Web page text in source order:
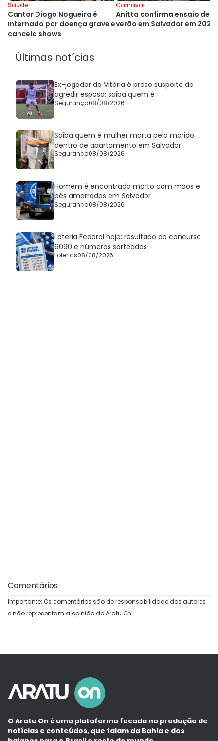
Saúde
Cantor Diogo Nogueira é
internado por doença grave e
cancela shows
Carnaval
Anitta confirma ensaio de
verão em Salvador em 2027
Últimas notícias
Ex-jogador do Vitória é preso suspeito de
agredir esposa; saiba quem é
Segurança08/08/2026
Saiba quem é mulher morta pelo marido
dentro de apartamento em Salvador
Segurança08/08/2026
Homem é encontrado morto com mãos e
pés amarrados em Salvador
Segurança08/08/2026
Loteria Federal hoje: resultado do concurso
6090 e números sorteados
Loterias08/08/2026
Comentários
Importante: Os comentários são de responsabilidade dos autores
e não representam a opinião do Aratu On.
O Aratu On é uma plataforma focada na produção de
notícias e conteúdos, que falam da Bahia e dos